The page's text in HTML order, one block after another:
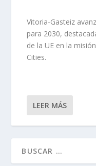
Vitoria-Gasteiz
para 2030,
de la UE en la
Cities.
LEER MÁS